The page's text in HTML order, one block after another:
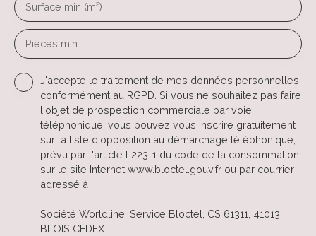
Surface min (m²)
Pièces min
J'accepte le traitement de mes données personnelles
conformément au RGPD. Si vous ne souhaitez pas faire
l'objet de prospection commerciale par voie
téléphonique, vous pouvez vous inscrire gratuitement
sur la liste d'opposition au démarchage téléphonique,
prévu par l'article L223-1 du code de la consommation,
sur le site Internet www.bloctel.gouv.fr ou par courrier
adressé à :
Société Worldline, Service Bloctel, CS 61311, 41013
BLOIS CEDEX.